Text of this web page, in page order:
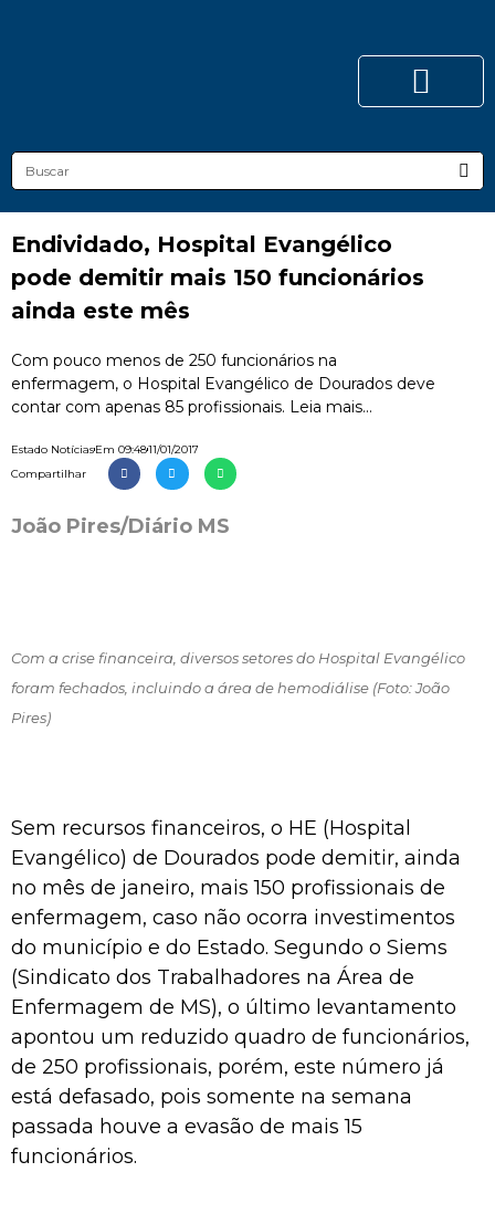
Endividado, Hospital Evangélico
pode demitir mais 150 funcionários
ainda este mês
Com pouco menos de 250 funcionários na
enfermagem, o Hospital Evangélico de Dourados deve
contar com apenas 85 profissionais. Leia mais...
Estado NotíciasEm 09:4811/01/2017
Compartilhar
João Pires/Diário MS
Com a crise financeira, diversos setores do Hospital Evangélico
foram fechados, incluindo a área de hemodiálise (Foto: João
Pires)
Sem recursos financeiros, o HE (Hospital
Evangélico) de Dourados pode demitir, ainda
no mês de janeiro, mais 150 profissionais de
enfermagem, caso não ocorra investimentos
do município e do Estado. Segundo o Siems
(Sindicato dos Trabalhadores na Área de
Enfermagem de MS), o último levantamento
apontou um reduzido quadro de funcionários,
de 250 profissionais, porém, este número já
está defasado, pois somente na semana
passada houve a evasão de mais 15
funcionários.